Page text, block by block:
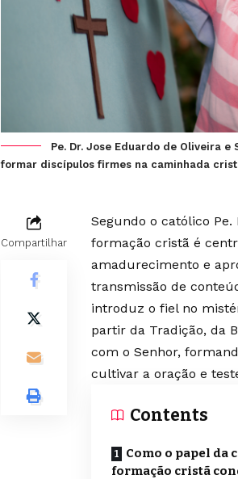
Pe. Dr. Jose Eduardo de Oliveira
formar discípulos firmes na caminhada
Compartilhar
Segundo o católico
formação cristã é
amadurecimento e
transmissão de
introduz o fiel no
partir da Tradição, da
com o Senhor,
cultivar a oração e
Contents
Como o papel da
formação cristã